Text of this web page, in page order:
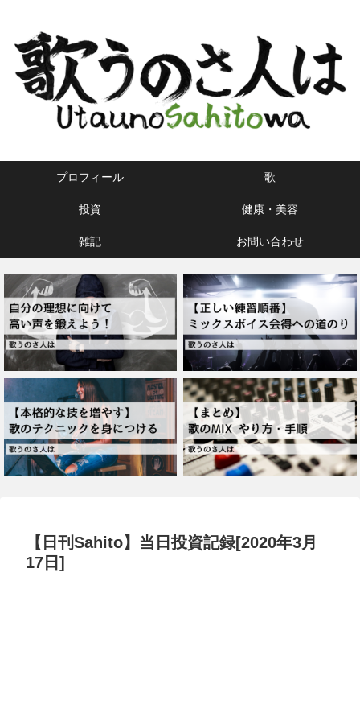
プロフィール 歌
投資 健康・美容
雑記 お問い合わせ
【日刊Sahito】当日投資記録[2020年3月
17日]